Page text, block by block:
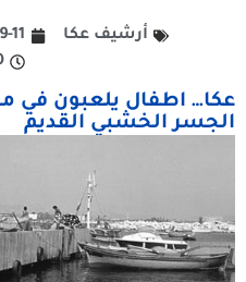
أرشيف عكا
11
عكا… اطفال يلعبون في
الجسر الخشبي القديم